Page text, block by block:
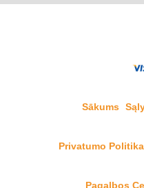
Sākums
Privatumo Politika
Pagalbos